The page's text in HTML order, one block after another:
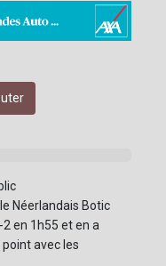
Néerlandais Botic
en 1h55 et en a
avec les